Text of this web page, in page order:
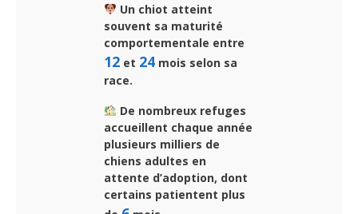
Un chiot atteint
souvent sa maturité
comportementale entre
12 et 24 mois selon sa
race.
De nombreux refuges
accueillent chaque année
plusieurs milliers de
chiens adultes en
attente d’adoption, dont
certains patientent plus